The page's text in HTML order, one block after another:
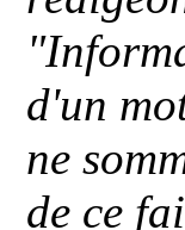
"
d'un
ne
de ce